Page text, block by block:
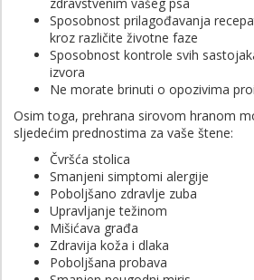
Sposobnost prilagođavanja
kroz različite životne faze
Sposobnost kontrole svih
izvora
Ne morate brinuti o opozivima
Osim toga, prehrana sirovom hranom
sljedećim prednostima za vaše štene:
Čvršća stolica
Smanjeni simptomi alergije
Poboljšano zdravlje zuba
Upravljanje težinom
Mišićava građa
Zdravija koža i dlaka
Poboljšana probava